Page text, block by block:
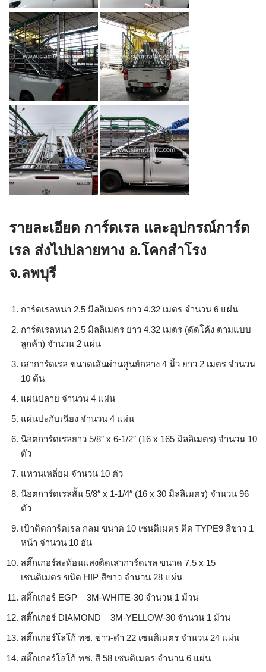
รายละเอียด การ์ดเรล และอุปกรณ์การ์ด
เรล ส่งไปปลายทาง อ.โคกสำโรง
จ.ลพบุรี
การ์ดเรลหนา 2.5 มิลลิเมตร ยาว 4.32 เมตร จำนวน 6 แผ่น
การ์ดเรลหนา 2.5 มิลลิเมตร ยาว 4.32 เมตร (ดัดโค้ง ตามแบบ
ลูกค้า) จำนวน 2 แผ่น
เสาการ์ดเรล ขนาดเส้นผ่านศูนย์กลาง 4 นิ้ว ยาว 2 เมตร จำนวน
10 ต้น
แผ่นปลาย จำนวน 4 แผ่น
แผ่นปะกับเฉียง จำนวน 4 แผ่น
น๊อตการ์ดเรลยาว 5/8″ x 6-1/2″ (16 x 165 มิลลิเมตร) จำนวน 10
ตัว
แหวนเหลี่ยม จำนวน 10 ตัว
น๊อตการ์ดเรลสั้น 5/8″ x 1-1/4″ (16 x 30 มิลลิเมตร) จำนวน 96
ตัว
เป้าติดการ์ดเรล กลม ขนาด 10 เซนติเมตร ติด TYPE9 สีขาว 1
หน้า จำนวน 10 อัน
สติ๊กเกอร์สะท้อนแสงติดเสาการ์ดเรล ขนาด 7.5 x 15
เซนติเมตร ขนิด HIP สีขาว จำนวน 28 แผ่น
สติ๊กเกอร์ EGP – 3M-WHITE-30 จำนวน 1 ม้วน
สติ๊กเกอร์ DIAMOND – 3M-YELLOW-30 จำนวน 1 ม้วน
สติ๊กเกอร์โลโก้ ทช. ขาว-ดำ 22 เซนติเมตร จำนวน 24 แผ่น
สติ๊กเกอร์โลโก้ ทช. สี 58 เซนติเมตร จำนวน 6 แผ่น